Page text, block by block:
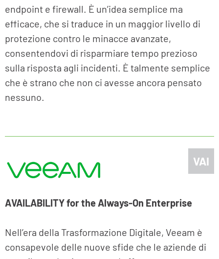
endpoint e firewall. È un’idea semplice ma
efficace, che si traduce in un maggior livello di
protezione contro le minacce avanzate,
consentendovi di risparmiare tempo prezioso
sulla risposta agli incidenti. È talmente semplice
che è strano che non ci avesse ancora pensato
nessuno.
AVAILABILITY for the Always-On Enterprise
Nell’era della Trasformazione Digitale, Veeam è
consapevole delle nuove sfide che le aziende di
VAI